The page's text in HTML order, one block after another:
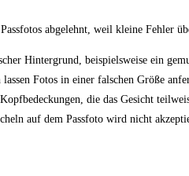
abgelehnt, weil kleine Fehler
Hintergrund, beispielsweise ein
lassen Fotos in einer falschen Größe
die das Gesicht
auf dem Passfoto wird nicht